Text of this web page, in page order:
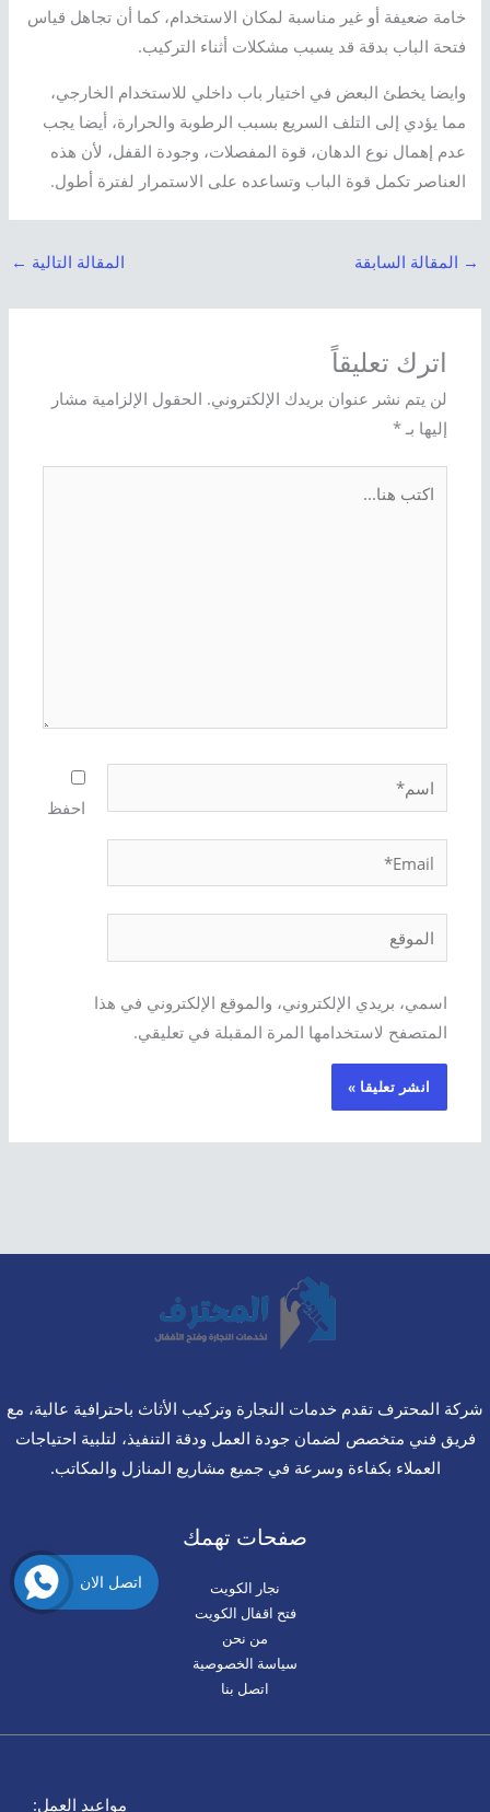
خامة ضعيفة أو غير مناسبة لمكان الاستخدام، كما أن تجاهل قياس
فتحة الباب بدقة قد يسبب مشكلات أثناء التركيب.
وايضا يخطئ البعض في اختيار باب داخلي للاستخدام الخارجي،
مما يؤدي إلى التلف السريع بسبب الرطوبة والحرارة، أيضا يجب
عدم إهمال نوع الدهان، قوة المفصلات، وجودة القفل، لأن هذه
العناصر تكمل قوة الباب وتساعده على الاستمرار لفترة أطول.
→ المقالة السابقة المقالة التالية ←
اترك تعليقاً
لن يتم نشر عنوان بريدك الإلكتروني. الحقول الإلزامية مشار
إليها بـ*
اسم*
Email*
الموقع
احفظ
اسمي، بريدي الإلكتروني، والموقع الإلكتروني في هذا
المتصفح لاستخدامها المرة المقبلة في تعليقي.
شركة المحترف تقدم خدمات النجارة وتركيب الأثاث باحترافية عالية، مع
فريق فني متخصص لضمان جودة العمل ودقة التنفيذ، لتلبية احتياجات
العملاء بكفاءة وسرعة في جميع مشاريع المنازل والمكاتب.
صفحات تهمك
نجار الكويت
فتح اقفال الكويت
من نحن
سياسة الخصوصية
اتصل بنا
مواعيد العمل:
اتصل الان